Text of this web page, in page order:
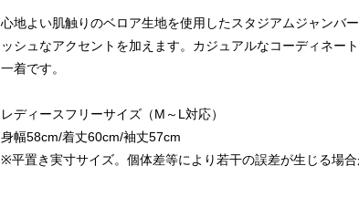
心地よい肌触りのベロア生地を使用したスタジアムジャンバ
ッシュなアクセントを加えます。カジュアルなコーディネー
一着です。
レディースフリーサイズ（M～L対応）
身幅58cm/着丈60cm/袖丈57cm
※平置き実寸サイズ。個体差等により若干の誤差が生じる場合